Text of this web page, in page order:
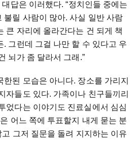
답은 이러했다. “정치인들 중에는
불릴 사람이 많아. 사실 일반 사람
큰 자리에 올라간다는 건 되게 책
. 그런데 그걸 나만 할 수 있다고 우
뇌가 좀 달라서 그래.”
된 모습은 아니다. 장소를 가리지
자들도 있다. 가족이나 친구들끼리
었다는 이야기도 진료실에서 심심
어느 쪽에 투표할지 내게 묻는 분
그저 질문을 돌려 지지하는 이유